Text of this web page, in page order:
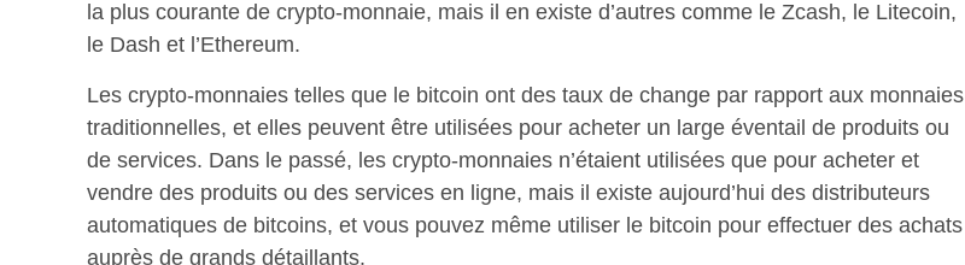
la plus courante de crypto-monnaie, mais il en existe d’autres comme le Zcash, le Litecoin,
le Dash et l’Ethereum.
Les crypto-monnaies telles que le bitcoin ont des taux de change par rapport aux monnaies
traditionnelles, et elles peuvent être utilisées pour acheter un large éventail de produits ou
de services. Dans le passé, les crypto-monnaies n’étaient utilisées que pour acheter et
vendre des produits ou des services en ligne, mais il existe aujourd’hui des distributeurs
automatiques de bitcoins, et vous pouvez même utiliser le bitcoin pour effectuer des achats
auprès de grands détaillants.